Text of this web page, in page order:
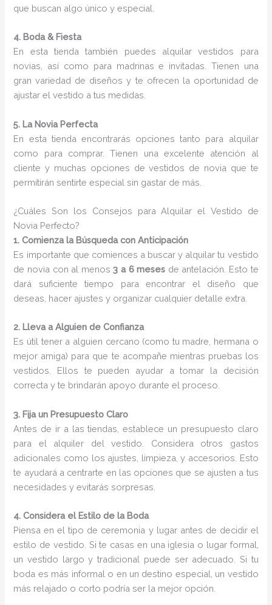
que buscan algo único y especial.
4. Boda & Fiesta
En esta tienda también puedes alquilar vestidos para
novias, así como para madrinas e invitadas. Tienen una
gran variedad de diseños y te ofrecen la oportunidad de
ajustar el vestido a tus medidas.
5. La Novia Perfecta
En esta tienda encontrarás opciones tanto para alquilar
como para comprar. Tienen una excelente atención al
cliente y muchas opciones de vestidos de novia que te
permitirán sentirte especial sin gastar de más.
¿Cuáles Son los Consejos para Alquilar el Vestido de
Novia Perfecto?
1. Comienza la Búsqueda con Anticipación
Es importante que comiences a buscar y alquilar tu vestido
de novia con al menos3 a 6 meses de antelación. Esto te
dará suficiente tiempo para encontrar el diseño que
deseas, hacer ajustes y organizar cualquier detalle extra.
2. Lleva a Alguien de Confianza
Es útil tener a alguien cercano (como tu madre, hermana o
mejor amiga) para que te acompañe mientras pruebas los
vestidos. Ellos te pueden ayudar a tomar la decisión
correcta y te brindarán apoyo durante el proceso.
3. Fija un Presupuesto Claro
Antes de ir a las tiendas, establece un presupuesto claro
para el alquiler del vestido. Considera otros gastos
adicionales como los ajustes, limpieza, y accesorios. Esto
te ayudará a centrarte en las opciones que se ajusten a tus
necesidades y evitarás sorpresas.
4. Considera el Estilo de la Boda
Piensa en el tipo de ceremonia y lugar antes de decidir el
estilo de vestido. Si te casas en una iglesia o lugar formal,
un vestido largo y tradicional puede ser adecuado. Si tu
boda es más informal o en un destino especial, un vestido
más relajado o corto podría ser la mejor opción.